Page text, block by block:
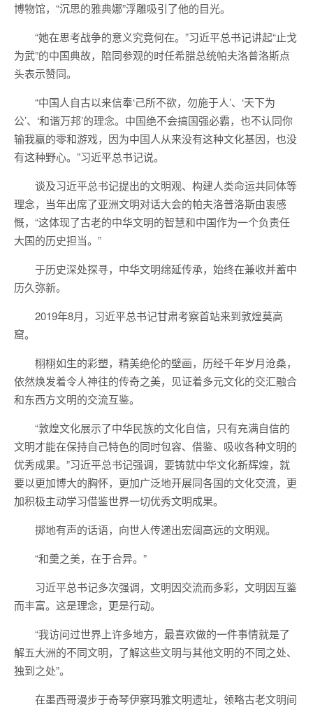
博物馆，“沉思的雅典娜”浮雕吸引了他的目光。
“她在思考战争的意义究竟何在。”习近平总书记讲起“止戈
为武”的中国典故，陪同参观的时任希腊总统帕夫洛普洛斯点
头表示赞同。
“中国人自古以来信奉‘己所不欲，勿施于人’、‘天下为
公’、‘和谐万邦’的理念。中国绝不会搞国强必霸，也不认同你
输我赢的零和游戏，因为中国人从来没有这种文化基因，也没
有这种野心。”习近平总书记说。
谈及习近平总书记提出的文明观、构建人类命运共同体等
理念，当年出席了亚洲文明对话大会的帕夫洛普洛斯由衷感
慨，“这体现了古老的中华文明的智慧和中国作为一个负责任
大国的历史担当。”
于历史深处探寻，中华文明绵延传承，始终在兼收并蓄中
历久弥新。
2019年8月，习近平总书记甘肃考察首站来到敦煌莫高
窟。
栩栩如生的彩塑，精美绝伦的壁画，历经千年岁月沧桑，
依然焕发着令人神往的传奇之美，见证着多元文化的交汇融合
和东西方文明的交流互鉴。
“敦煌文化展示了中华民族的文化自信，只有充满自信的
文明才能在保持自己特色的同时包容、借鉴、吸收各种文明的
优秀成果。”习近平总书记强调，要铸就中华文化新辉煌，就
要以更加博大的胸怀，更加广泛地开展同各国的文化交流，更
加积极主动学习借鉴世界一切优秀文明成果。
掷地有声的话语，向世人传递出宏阔高远的文明观。
“和羹之美，在于合异。”
习近平总书记多次强调，文明因交流而多彩，文明因互鉴
而丰富。这是理念，更是行动。
“我访问过世界上许多地方，最喜欢做的一件事情就是了
解五大洲的不同文明，了解这些文明与其他文明的不同之处、
独到之处”。
在墨西哥漫步于奇琴伊察玛雅文明遗址，领略古老文明间